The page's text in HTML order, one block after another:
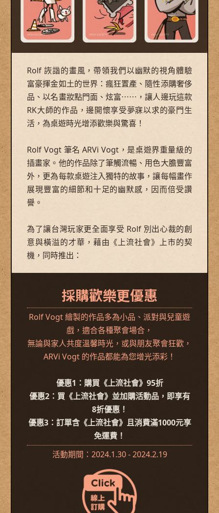
Rolf 詼諧的畫風，帶領我們以幽默的視角體驗
富豪揮金如土的世界：瘋狂置產、隨性添購奢侈
品、以名畫妝點門面、炫富⋯⋯，讓人邊玩這款
RK大師的作品，邊開懷享受夢寐以求的豪門生
活，為桌遊時光增添歡樂與驚喜！
Rolf Vogt 筆名 ARVi Vogt，是桌遊界重量級的
插畫家。他的作品除了筆觸流暢、用色大膽豐富
外，更為每款桌遊注入獨特的故事，讓每幅畫作
展現豐富的細節和十足的幽默感，因而倍受讚
譽。
為了讓台灣玩家更全面享受 Rolf 別出心裁的創
意與橫溢的才華，藉由《上流社會》上市的契
機，同時推出：
採購歡樂更優惠
Rolf Vogt 繪製的作品多為小品、派對與兒童遊
戲，適合各種聚會場合，
無論與家人共度溫馨時光，或與朋友聚會狂歡，
ARVi Vogt 的作品都能為您增光添彩！
優惠1：購買《上流社會》95折
優惠2：買《上流社會》並加購活動品，即享有
8折優惠！
優惠3：訂單含《上流社會》且消費滿1000元享
免運費！
活動期間：2024.1.30 - 2024.2.19